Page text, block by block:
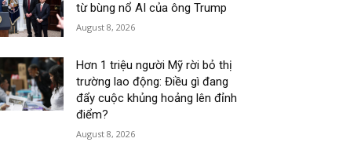
từ bùng nổ AI của ông Trump
August 8, 2026
Hơn 1 triệu người Mỹ rời bỏ thị
trường lao động: Điều gì đang
đẩy cuộc khủng hoảng lên đỉnh
điểm?
August 8, 2026